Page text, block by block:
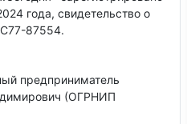
года, свидетельство о
87554.
предприниматель
(ОГРНИП